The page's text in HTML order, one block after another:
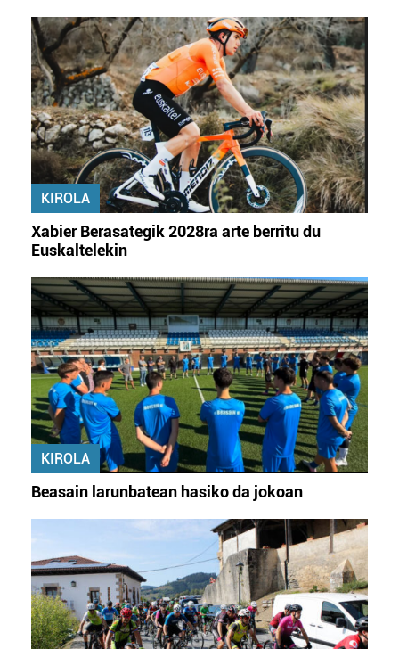
KIROLA
Xabier Berasategik 2028ra arte berritu du
Euskaltelekin
KIROLA
Beasain larunbatean hasiko da jokoan